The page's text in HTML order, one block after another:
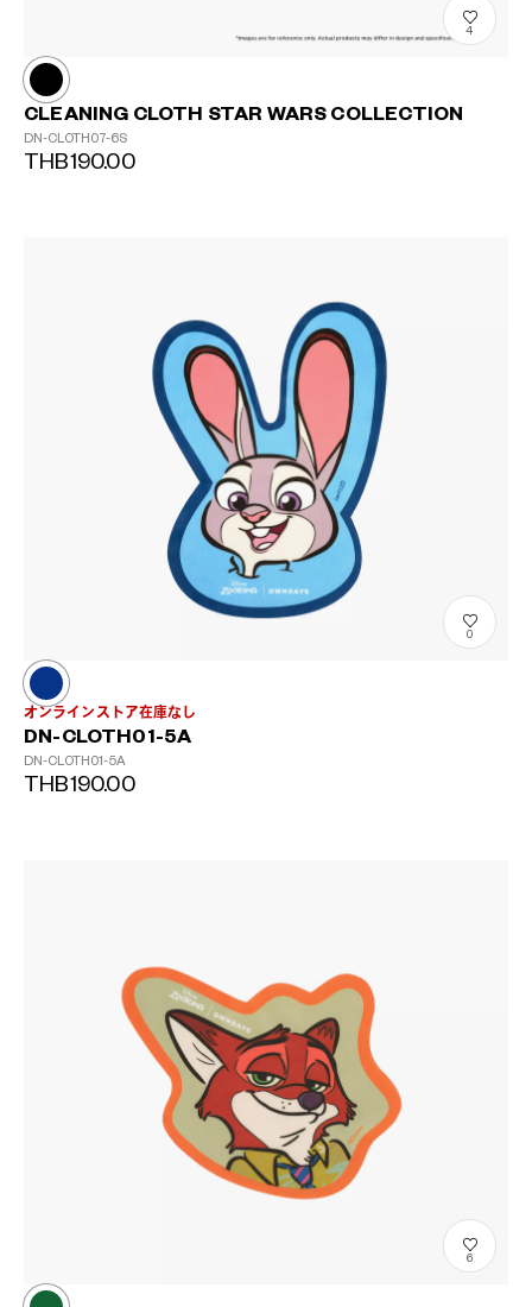
4
CLEANING CLOTH STAR WARS COLLECTION
DN-CLOTH07-6S
THB190.00
0
オンラインストア在庫なし
DN-CLOTH01-5A
DN-CLOTH01-5A
THB190.00
6